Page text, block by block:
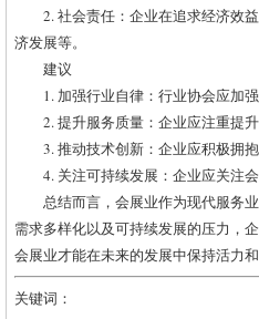
2. 社会责任：企业在追求经济效
济发展等。
建议
1. 加强行业自律：行业协会应加
2. 提升服务质量：企业应注重提
3. 推动技术创新：企业应积极拥
4. 关注可持续发展：企业应关注
总结而言，会展业作为现代服务
需求多样化以及可持续发展的压力，
会展业才能在未来的发展中保持活力和
关键词：